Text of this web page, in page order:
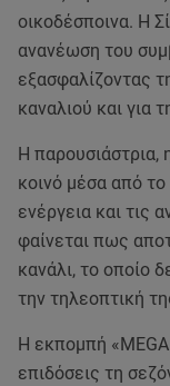
οικοδέσποινα. Η
ανανέωση του
εξασφαλίζοντας
καναλιού και για
Η παρουσιάστρια,
κοινό μέσα από το
ενέργεια και τις
φαίνεται πως
κανάλι, το οποίο
την τηλεοπτική
Η εκπομπή
επιδόσεις τη